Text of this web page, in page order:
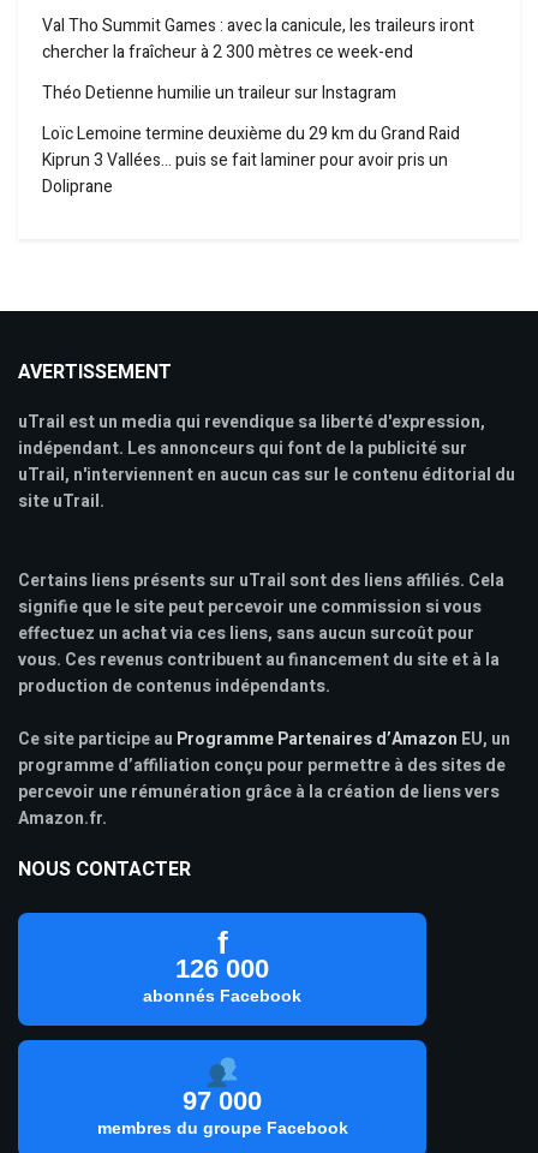
Val Tho Summit Games : avec la canicule, les traileurs iront
chercher la fraîcheur à 2 300 mètres ce week-end
Théo Detienne humilie un traileur sur Instagram
Loïc Lemoine termine deuxième du 29 km du Grand Raid
Kiprun 3 Vallées… puis se fait laminer pour avoir pris un
Doliprane
AVERTISSEMENT
uTrail est un media qui revendique sa liberté d'expression,
indépendant. Les annonceurs qui font de la publicité sur
uTrail, n'interviennent en aucun cas sur le contenu éditorial du
site uTrail.
Certains liens présents sur uTrail sont des liens affiliés. Cela
signifie que le site peut percevoir une commission si vous
effectuez un achat via ces liens, sans aucun surcoût pour
vous. Ces revenus contribuent au financement du site et à la
production de contenus indépendants.
Ce site participe au Programme Partenaires d’Amazon EU, un
programme d’affiliation conçu pour permettre à des sites de
percevoir une rémunération grâce à la création de liens vers
Amazon.fr.
NOUS CONTACTER
f
126 000
abonnés Facebook
97 000
membres du groupe Facebook